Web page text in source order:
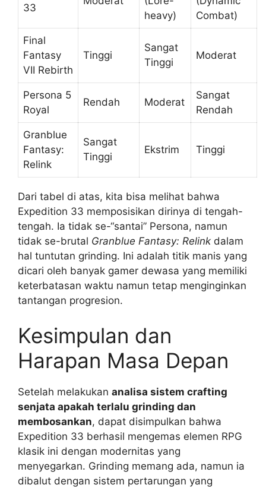
33
heavy)
Combat)
Final
Fantasy
VII Rebirth
Tinggi
Sangat
Tinggi
Moderat
Persona 5
Royal
Rendah Moderat
Sangat
Rendah
Granblue
Fantasy:
Relink
Sangat
Tinggi
Ekstrim Tinggi
Dari tabel di atas, kita bisa melihat bahwa
Expedition 33 memposisikan dirinya di tengah-
tengah. Ia tidak se-“santai” Persona, namun
tidak se-brutal Granblue Fantasy: Relink dalam
hal tuntutan grinding. Ini adalah titik manis yang
dicari oleh banyak gamer dewasa yang memiliki
keterbatasan waktu namun tetap menginginkan
tantangan progresion.
Kesimpulan dan
Harapan Masa Depan
Setelah melakukan analisa sistem crafting
senjata apakah terlalu grinding dan
membosankan, dapat disimpulkan bahwa
Expedition 33 berhasil mengemas elemen RPG
klasik ini dengan modernitas yang
menyegarkan. Grinding memang ada, namun ia
dibalut dengan sistem pertarungan yang